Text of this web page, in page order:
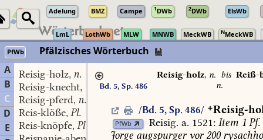
Adelung BMZ Campe 1DWb 2DWb ElsWb
LmL LothWb MLW MNWB MeckWB NMeckWB
PfWb
Pfälzisches Wörterbuch
A
B
C
D
E
Reisig-holz, n.
Reisig-knecht,
Reisig-pferd, n.
Reis-klöße, Pl.
Reis-knöpfe, Pl.
Bd. 5, Sp. 486
Reisig-holz, n. bis Reiß-
n.
/Bd. 5, Sp. 486/ Reisig-
PfWb Reisig. a. 1521: Item 1 Pf.
Jorge augspurgervor200